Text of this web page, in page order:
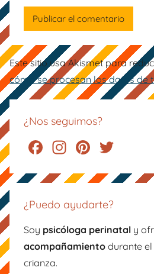
Este sitio usa Akismet para
cómo se procesan los datos de
¿Nos seguimos?
F
c
e
b
o
o
In
a
gr
a
m
Pi
er
e
st
tt
¿Puedo ayudarte?
Soy psicóloga perinatal y
acompañamiento durante
crianza.